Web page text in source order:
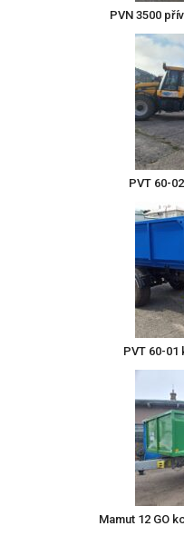
PVN 3500
PVT 60-
PVT 60-
Mamut 12 GO